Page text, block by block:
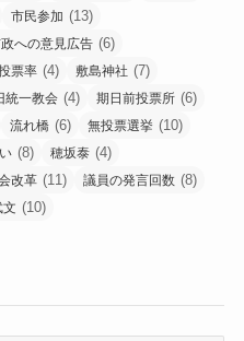
市民参加 (13)
への意見広告 (6)
票率 (4) 敷島神社 (7)
統一教会 (4) 期日前投票所 (6)
流れ橋 (6) 無投票選挙 (10)
(8) 穂坂泰 (4)
改革 (11) 議員の発言回数 (8)
文 (10)